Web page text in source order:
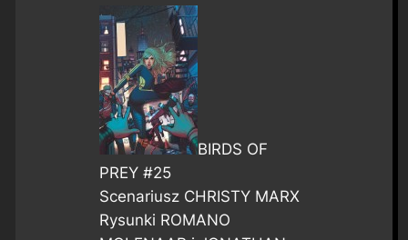
BIRDS OF
PREY #25
Scenariusz CHRISTY MARX
Rysunki ROMANO